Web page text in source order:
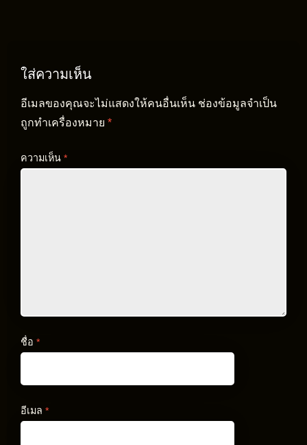
ใส่ความเห็น
อีเมลของคุณจะไม่แสดงให้คนอื่นเห็น ช่องข้อมูลจำเป็น
ถูกทำเครื่องหมาย *
ความเห็น *
ชื่อ *
อีเมล *